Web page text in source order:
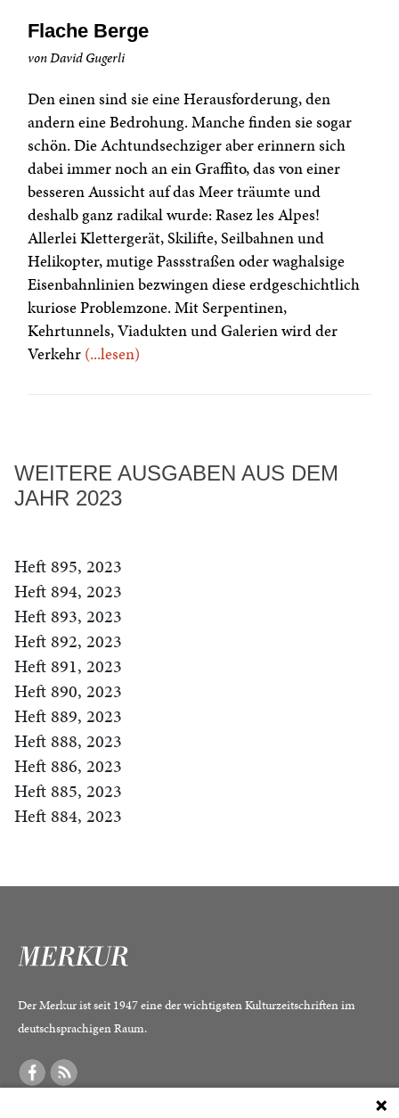
Flache Berge
von David Gugerli
Den einen sind sie eine Herausforderung, den
andern eine Bedrohung. Manche finden sie sogar
schön. Die Achtundsechziger aber erinnern sich
dabei immer noch an ein Graffito, das von einer
besseren Aussicht auf das Meer träumte und
deshalb ganz radikal wurde: Rasez les Alpes!
Allerlei Klettergerät, Skilifte, Seilbahnen und
Helikopter, mutige Passstraßen oder waghalsige
Eisenbahnlinien bezwingen diese erdgeschichtlich
kuriose Problemzone. Mit Serpentinen,
Kehrtunnels, Viadukten und Galerien wird der
Verkehr (...lesen)
WEITERE AUSGABEN AUS DEM
JAHR 2023
Heft 895, 2023
Heft 894, 2023
Heft 893, 2023
Heft 892, 2023
Heft 891, 2023
Heft 890, 2023
Heft 889, 2023
Heft 888, 2023
Heft 886, 2023
Heft 885, 2023
Heft 884, 2023
Der Merkur ist seit 1947 eine der wichtigsten Kulturzeitschriften im
deutschsprachigen Raum.